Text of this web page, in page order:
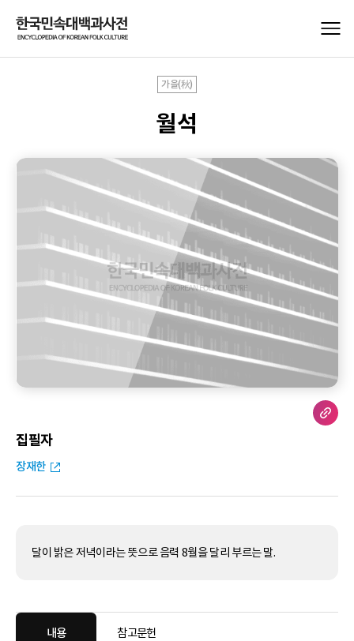
가을(秋)
월석
집필자
장재한
달이 밝은 저녁이라는 뜻으로 음력 8월을 달리 부르는 말.
내용 참고문헌